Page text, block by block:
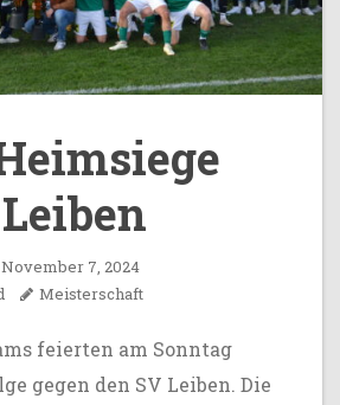
November 7, 2024
Meisterschaft
feierten am Sonntag
gegen den SV Leiben. Die